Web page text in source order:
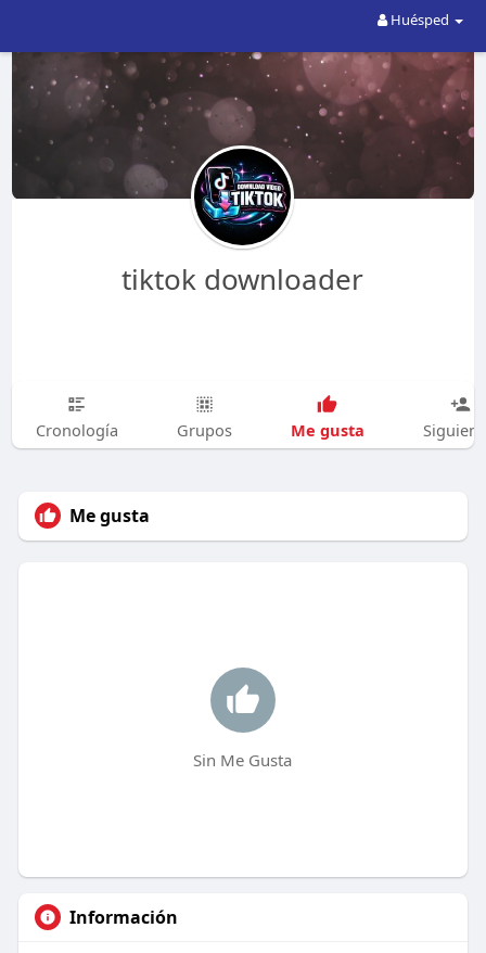
Huésped
tiktok downloader
Cronología Grupos Me gusta
Me gusta
Sin Me Gusta
Información